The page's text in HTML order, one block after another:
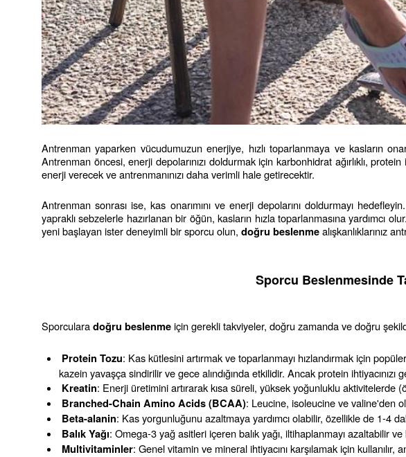
Antrenman yaparken vücudumuzun enerjiye, hızlı toparlanmaya ve kasların
Antrenman öncesi, enerji depolarınızı doldurmak için karbonhidrat ağırlıklı,
enerji verecek ve antrenmanınızı daha verimli hale getirecektir.
Antrenman sonrası ise, kas onarımını ve enerji depolarını doldurmayı
yapraklı sebzelerle hazırlanan bir öğün, kasların hızla toparlanmasına yardımcı
yeni başlayan ister deneyimli bir sporcu olun, doğru beslenme alışkanlıklarınız
Sporcu Beslenmesinde
Sporculara doğru beslenme için gerekli takviyeler, doğru zamanda ve doğru
Protein Tozu: Kas kütlesini artırmak ve toparlanmayı hızlandırmak için
kazein yavaşça sindirilir ve gece alındığında etkilidir. Ancak protein
Kreatin: Enerji üretimini artırarak kısa süreli, yüksek yoğunluklu aktivitelerde
Branched-Chain Amino Acids (BCAA): Leucine, isoleucine ve valine'den
Beta-alanin: Kas yorgunluğunu azaltmaya yardımcı olabilir, özellikle de 1-4
Balık Yağı: Omega-3 yağ asitleri içeren balık yağı, iltihaplanmayı azaltabilir ve
Multivitaminler: Genel vitamin ve mineral ihtiyacını karşılamak için